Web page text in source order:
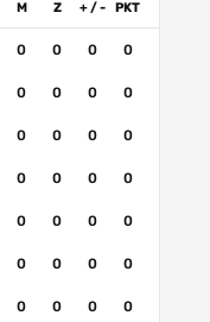
M Z + / - PKT
0 0 0 0
0 0 0 0
0 0 0 0
0 0 0 0
0 0 0 0
0 0 0 0
0 0 0 0